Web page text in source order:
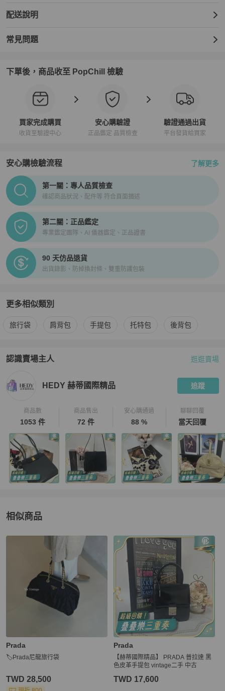
配送說明
常見問題
下單後，商品收至 PopChill 檢驗
買家完成購買
收貨至驗證中心
安心購驗證
正品鑑定 品質檢查
驗證通過出貨
平台發貨給買家
安心購檢驗流程 了解更多
PopChill拍拍圈正品驗證、安心購檢驗流程介紹
第一關：專人品質檢查
確認商品狀況、配件等 符合頁面描述
第二關：正品鑑定
專業鑑定團隊、AI 儀器鑑定、正品證書
90 天仿品退貨
出貨錄影、防掉換封條、雙重防護包裝
更多相似類別
更多Prada 女包相似商品推薦
旅行袋 肩背包 手提包 托特包 後背包
認識賣場主人
PopChill 拍拍圈嚴選賣家
逛逛賣場
HEDY 赫蒂國際精品 追蹤
商品數
1053 件
商品售出
72 件
安心購通過
88 %
聊聊回覆
當天回覆
相似商品
更多相似Prada女包推薦精品
Prada
🏷Prada尼龍旅行袋
TWD 28,500
Prada
【赫蒂國際精品】 PRADA 普拉達 黑
色皮革手提包 vintage二手 中古
TWD 17,600